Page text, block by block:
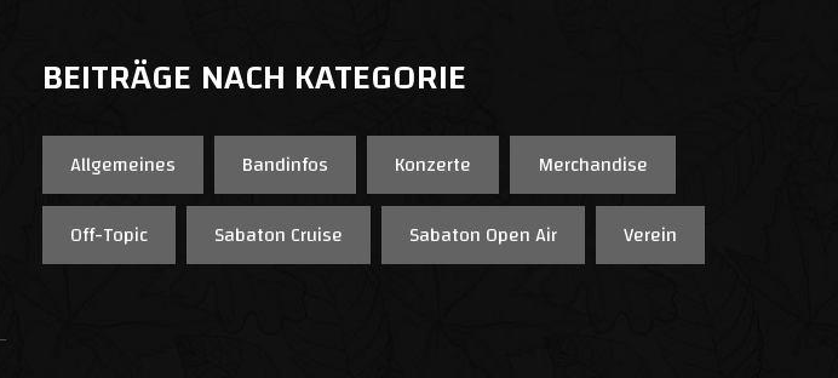
BEITRÄGE NACH KATEGORIE
Allgemeines Bandinfos Konzerte
Merchandise
Off-Topic
Sabaton Cruise Sabaton Open Air Verein